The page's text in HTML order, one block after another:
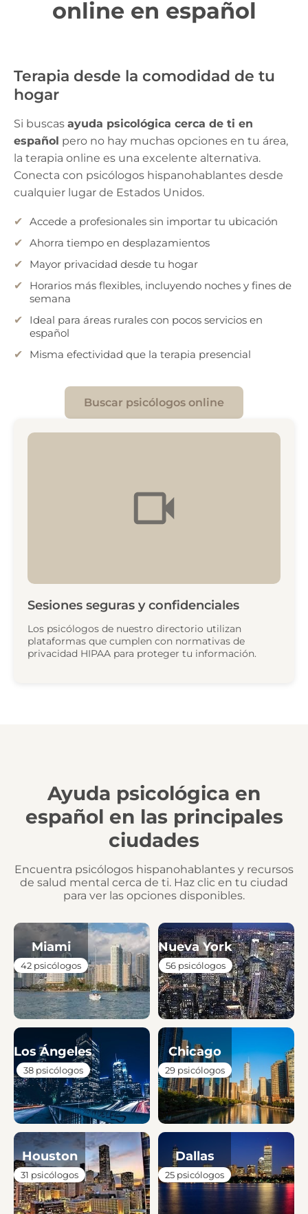
online en español
Terapia desde la comodidad de tu
hogar
Si buscas ayuda psicológica cerca de ti en
español pero no hay muchas opciones en tu área,
la terapia online es una excelente alternativa.
Conecta con psicólogos hispanohablantes desde
cualquier lugar de Estados Unidos.
Accede a profesionales sin importar tu ubicación
Ahorra tiempo en desplazamientos
Mayor privacidad desde tu hogar
Horarios más flexibles, incluyendo noches y fines de
semana
Ideal para áreas rurales con pocos servicios en
español
Misma efectividad que la terapia presencial
Buscar psicólogos online
Sesiones seguras y confidenciales
Los psicólogos de nuestro directorio utilizan
plataformas que cumplen con normativas de
privacidad HIPAA para proteger tu información.
Ayuda psicológica en
español en las principales
ciudades
Encuentra psicólogos hispanohablantes y recursos
de salud mental cerca de ti. Haz clic en tu ciudad
para ver las opciones disponibles.
Miami
42 psicólogos
Nueva York
56 psicólogos
Los Ángeles
38 psicólogos
Chicago
29 psicólogos
Houston
31 psicólogos
Dallas
25 psicólogos